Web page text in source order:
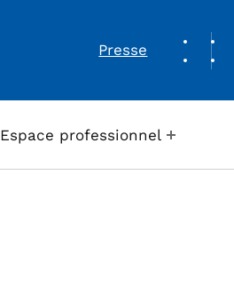
Presse
REVUE DE PRESSE
Espace professionnel